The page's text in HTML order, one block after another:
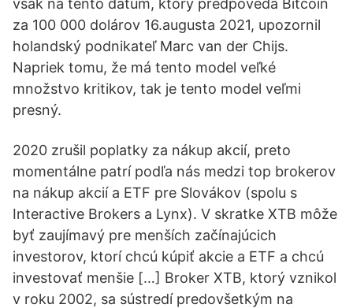
však na tento dátum, ktorý predpovedá Bitcoin
za 100 000 dolárov 16.augusta 2021, upozornil
holandský podnikateľ Marc van der Chijs.
Napriek tomu, že má tento model veľké
množstvo kritikov, tak je tento model veľmi
presný.
2020 zrušil poplatky za nákup akcií, preto
momentálne patrí podľa nás medzi top brokerov
na nákup akcií a ETF pre Slovákov (spolu s
Interactive Brokers a Lynx). V skratke XTB môže
byť zaujímavý pre menších začínajúcich
investorov, ktorí chcú kúpiť akcie a ETF a chcú
investovať menšie […] Broker XTB, ktorý vznikol
v roku 2002, sa sústredí predovšetkým na